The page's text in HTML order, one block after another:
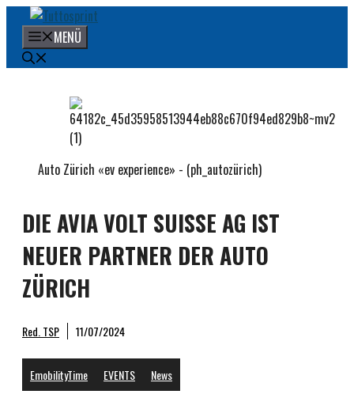
Inhalt
springen
MENÜ
DIE AVIA VOLT SUISSE AG IST
NEUER PARTNER DER AUTO
ZÜRICH
Red. TSP 11/07/2024
EmobilityTime EVENTS News
Auto Zürich «ev experience» - (ph_autozürich)